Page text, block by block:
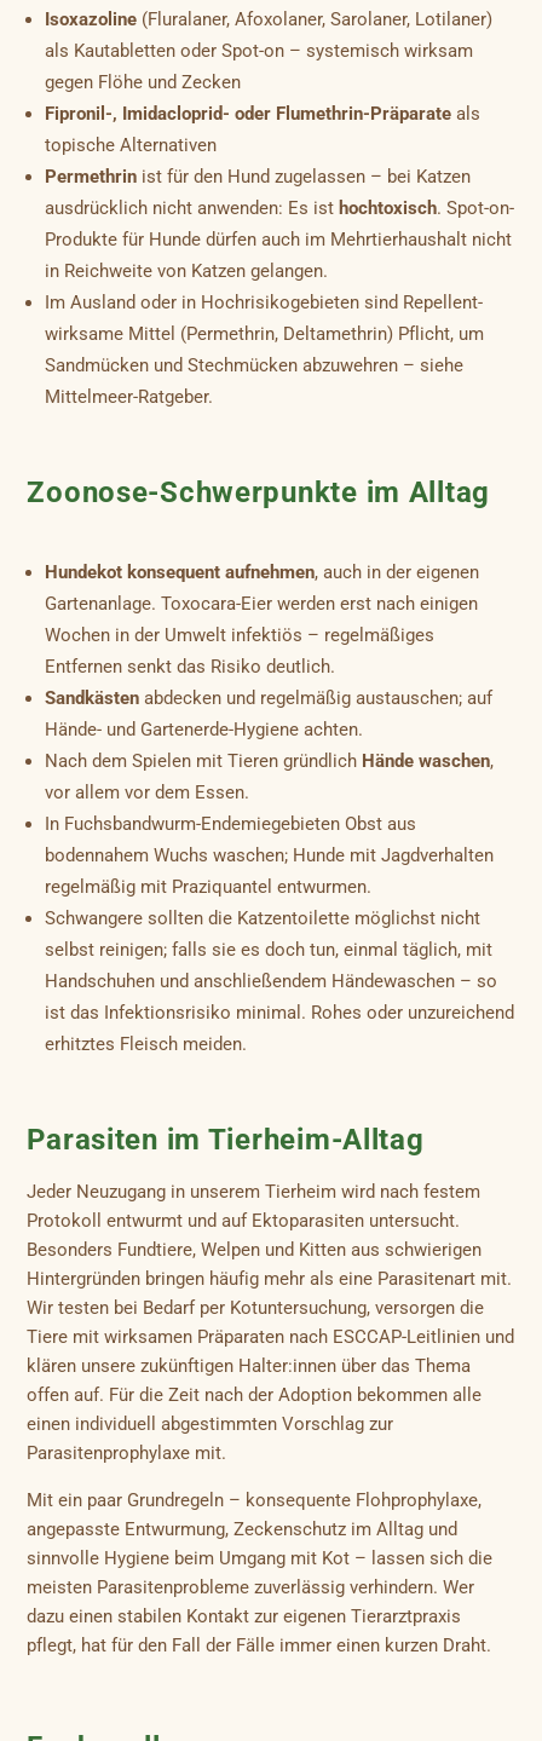
Isoxazoline (Fluralaner, Afoxolaner, Sarolaner, Lotilaner)
als Kautabletten oder Spot-on – systemisch wirksam
gegen Flöhe und Zecken
Fipronil-, Imidacloprid- oder Flumethrin-Präparate als
topische Alternativen
Permethrin ist für den Hund zugelassen – bei Katzen
ausdrücklich nicht anwenden: Es ist hochtoxisch. Spot-on-
Produkte für Hunde dürfen auch im Mehrtierhaushalt nicht
in Reichweite von Katzen gelangen.
Im Ausland oder in Hochrisikogebieten sind Repellent-
wirksame Mittel (Permethrin, Deltamethrin) Pflicht, um
Sandmücken und Stechmücken abzuwehren – siehe
Mittelmeer-Ratgeber.
Zoonose-Schwerpunkte im Alltag
Hundekot konsequent aufnehmen, auch in der eigenen
Gartenanlage. Toxocara-Eier werden erst nach einigen
Wochen in der Umwelt infektiös – regelmäßiges
Entfernen senkt das Risiko deutlich.
Sandkästen abdecken und regelmäßig austauschen; auf
Hände- und Gartenerde-Hygiene achten.
Nach dem Spielen mit Tieren gründlich Hände waschen,
vor allem vor dem Essen.
In Fuchsbandwurm-Endemiegebieten Obst aus
bodennahem Wuchs waschen; Hunde mit Jagdverhalten
regelmäßig mit Praziquantel entwurmen.
Schwangere sollten die Katzentoilette möglichst nicht
selbst reinigen; falls sie es doch tun, einmal täglich, mit
Handschuhen und anschließendem Händewaschen – so
ist das Infektionsrisiko minimal. Rohes oder unzureichend
erhitztes Fleisch meiden.
Parasiten im Tierheim-Alltag
Jeder Neuzugang in unserem Tierheim wird nach festem
Protokoll entwurmt und auf Ektoparasiten untersucht.
Besonders Fundtiere, Welpen und Kitten aus schwierigen
Hintergründen bringen häufig mehr als eine Parasitenart mit.
Wir testen bei Bedarf per Kotuntersuchung, versorgen die
Tiere mit wirksamen Präparaten nach ESCCAP-Leitlinien und
klären unsere zukünftigen Halter:innen über das Thema
offen auf. Für die Zeit nach der Adoption bekommen alle
einen individuell abgestimmten Vorschlag zur
Parasitenprophylaxe mit.
Mit ein paar Grundregeln – konsequente Flohprophylaxe,
angepasste Entwurmung, Zeckenschutz im Alltag und
sinnvolle Hygiene beim Umgang mit Kot – lassen sich die
meisten Parasitenprobleme zuverlässig verhindern. Wer
dazu einen stabilen Kontakt zur eigenen Tierarztpraxis
pflegt, hat für den Fall der Fälle immer einen kurzen Draht.